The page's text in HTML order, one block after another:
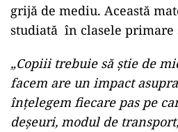
grijă de mediu. Această
studiată în clasele
„Copiii trebuie să știe de
facem are un impact
înțelegem fiecare pas pe
deșeuri, modul de